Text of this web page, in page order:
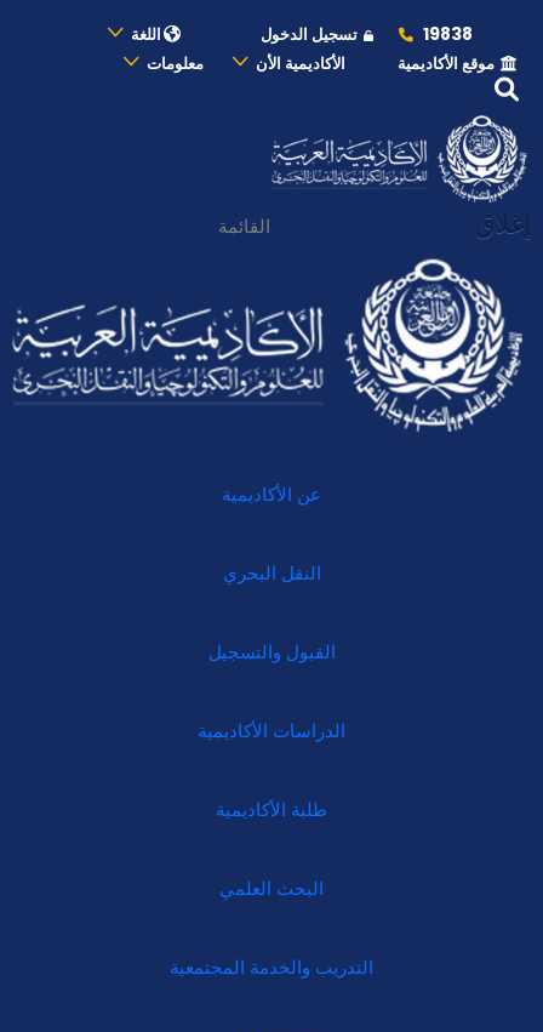
19838 تسجيل الدخول
اللغة
موقع الأكاديمية
الأكاديمية الأن معلومات
إغلاق القائمة
عن الأكاديمية
النقل البحري
القبول والتسجيل
الدراسات الأكاديمية
طلبة الأكاديمية
البحث العلمي
التدريب والخدمة المجتمعية